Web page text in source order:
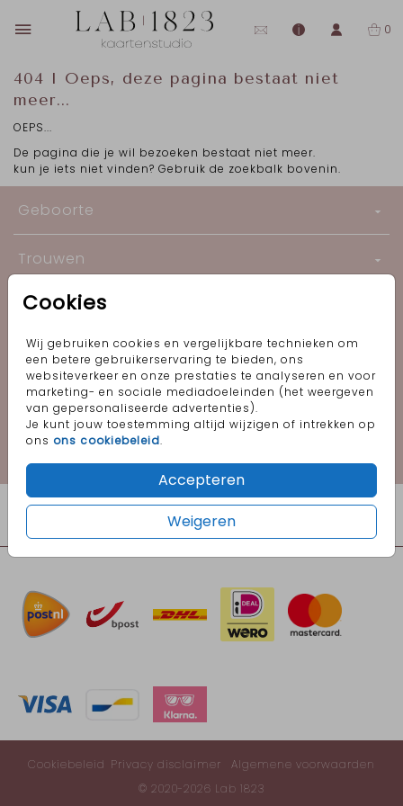
0
Cookies
Wij gebruiken cookies en vergelijkbare technieken om
een betere gebruikerservaring te bieden, ons
websiteverkeer en onze prestaties te analyseren en voor
marketing- en sociale mediadoeleinden (het weergeven
van gepersonaliseerde advertenties).
Je kunt jouw toestemming altijd wijzigen of intrekken op
ons ons cookiebeleid.
Accepteren
Weigeren
404 I Oeps, deze pagina bestaat niet
meer...
OEPS...
De pagina die je wil bezoeken bestaat niet meer.
kun je iets niet vinden? Gebruik de zoekbalk bovenin.
Geboorte
Trouwen
Informatie
Follow me!
Happy to help you!
Cookiebeleid Privacy disclaimer
Algemene voorwaarden
© 2020-2026 Lab 1823